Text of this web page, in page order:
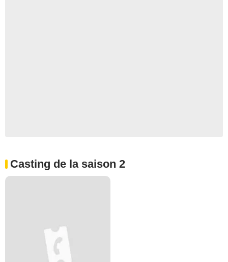
Casting de la saison 2